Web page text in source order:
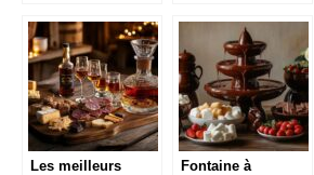
barbecue de
cuisson
la cuisine
Les meilleurs
Fontaine à